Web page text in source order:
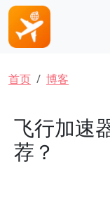
跳转到主要内容
面包屑
首页 博客
飞行加速
荐？